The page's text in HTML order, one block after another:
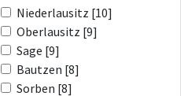
Niederlausitz [10]
Oberlausitz [9]
Sage [9]
Bautzen [8]
Sorben [8]